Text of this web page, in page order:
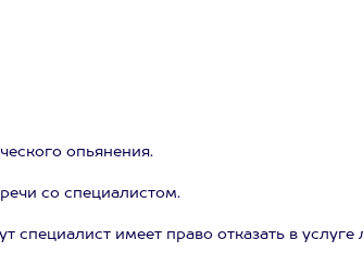
опьянения.
со специалистом.
специалист имеет право отказать в услуге